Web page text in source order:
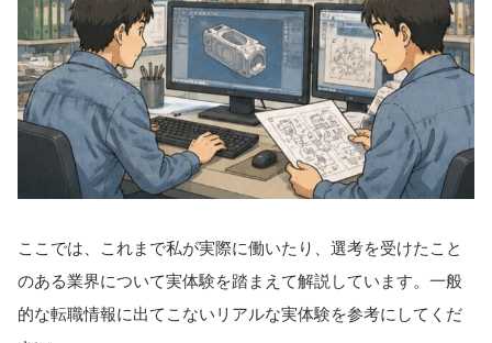
ここでは、これまで私が実際に働いたり、選考を受けたこと
のある業界について実体験を踏まえて解説しています。一般
的な転職情報に出てこないリアルな実体験を参考にしてくだ